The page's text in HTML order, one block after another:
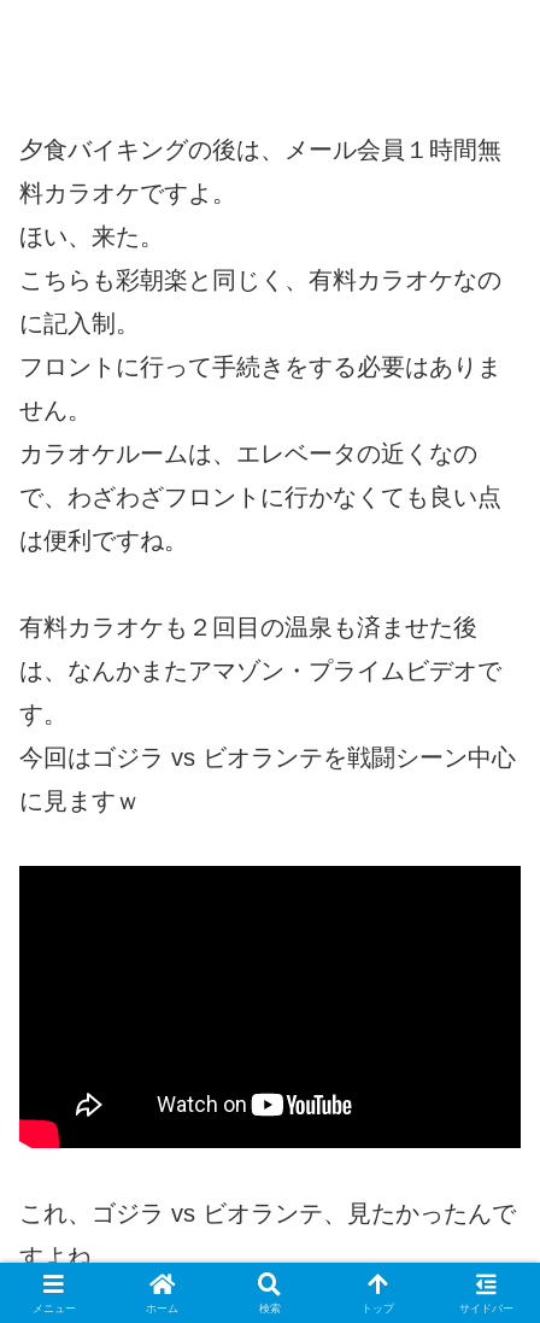
夕食バイキングの後は、メール会員１時間無
料カラオケですよ。
ほい、来た。
こちらも彩朝楽と同じく、有料カラオケなの
に記入制。
フロントに行って手続きをする必要はありま
せん。
カラオケルームは、エレベータの近くなの
で、わざわざフロントに行かなくても良い点
は便利ですね。
有料カラオケも２回目の温泉も済ませた後
は、なんかまたアマゾン・プライムビデオで
す。
今回はゴジラ vs ビオランテを戦闘シーン中心
に見ますｗ
これ、ゴジラ vs ビオランテ、見たかったんで
すよね。
こちらの音楽はゴジラのメイン作曲家の伊福
メニュー ホーム 検索 トップ サイドバー